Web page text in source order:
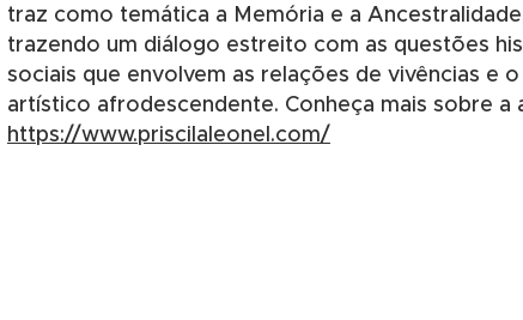
traz como temática a Memória e a
trazendo um diálogo estreito com as questões
sociais que envolvem as relações de vivências e
artístico afrodescendente. Conheça mais sobre a
https://www.priscilaleonel.com/